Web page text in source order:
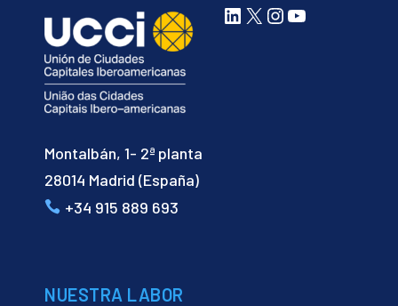
Montalbán, 1- 2ª planta
28014 Madrid (España)
+34 915 889 693
LinkedIn
X Instagram
YouTube
NUESTRA LABOR